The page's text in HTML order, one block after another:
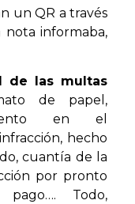
un QR a través
informaba,
de las multas
de papel,
en el
hecho
cuantía de la
por pronto
Todo,